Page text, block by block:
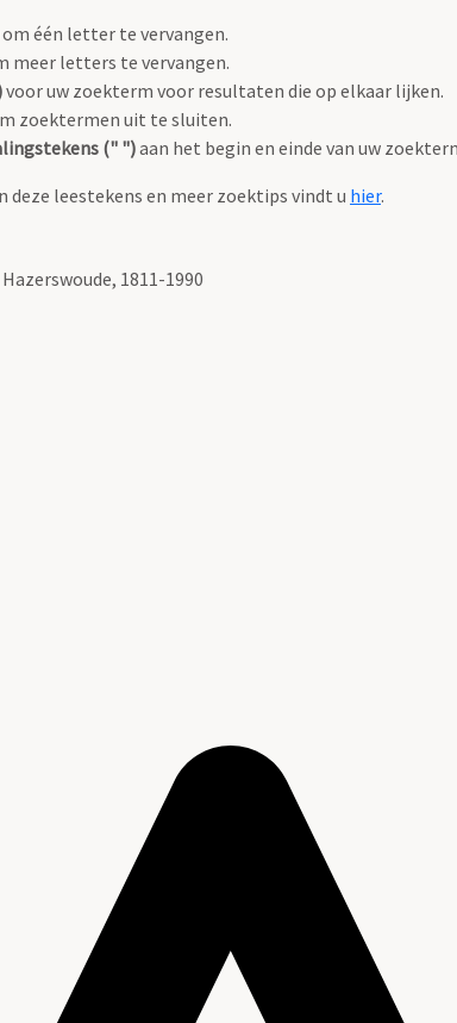
om één letter te vervangen.
meer letters te vervangen.
voor uw zoekterm voor resultaten die op elkaar lijken.
zoektermen uit te sluiten.
(" ")aan het begin en einde van uw
deze leestekens en meer zoektips vindt u hier.
1811-1990